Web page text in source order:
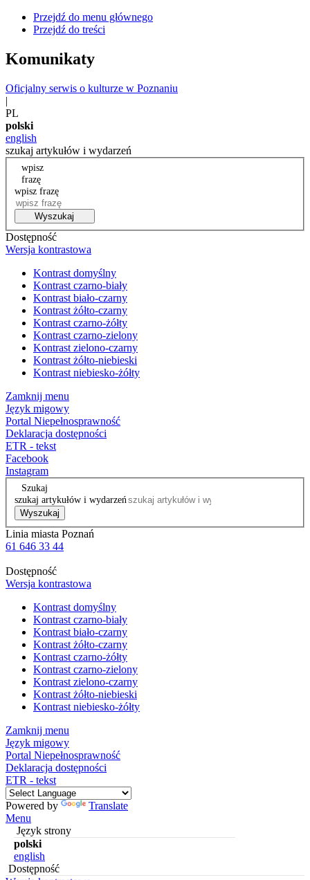
Przejdź do menu głównego
Przejdź do treści
Komunikaty
Oficjalny serwis o kulturze w Poznaniu
|
PL
polski
english
szukaj artykułów i wydarzeń
wpisz
frazę
wpisz frazę
Wyszukaj
Dostępność
Wersja kontrastowa
Kontrast domyślny
Kontrast czarno-biały
Kontrast biało-czarny
Kontrast żółto-czarny
Kontrast czarno-żółty
Kontrast czarno-zielony
Kontrast zielono-czarny
Kontrast żółto-niebieski
Kontrast niebiesko-żółty
Zamknij menu
Język migowy
Portal Niepełnosprawność
Deklaracja dostępności
ETR - tekst
Facebook
Instagram
Szukaj
szukaj artykułów i wydarzeń
Wyszukaj
Linia miasta Poznań
61 646 33 44
Dostępność
Wersja kontrastowa
Kontrast domyślny
Kontrast czarno-biały
Kontrast biało-czarny
Kontrast żółto-czarny
Kontrast czarno-żółty
Kontrast czarno-zielony
Kontrast zielono-czarny
Kontrast żółto-niebieski
Kontrast niebiesko-żółty
Zamknij menu
Język migowy
Portal Niepełnosprawność
Deklaracja dostępności
ETR - tekst
Powered by
Translate
Menu
Język strony
polski
english
Dostępność